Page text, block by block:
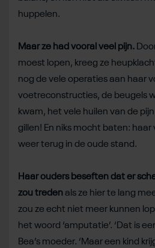
huppelen.
Maar ze had vooral veel pijn.
moest lopen, kreeg ze
nog de vele operaties aan haar
voetreconstructies, de beugels
kwam, het vele huilen van de
gillen! En niks mocht baten:
weer terug in de oude stand.
Haar ouders beseften dat er
zou tredenals ze hier te lang
zou ze echt niet meer kunnen
het woord ‘amputatie’. ‘Dat is
Bea’s moeder. ‘Maar een kind